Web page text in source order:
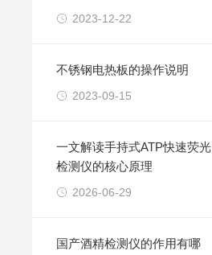
2023-12-22
不锈钢电热板的操作说明
2023-09-15
一文解读手持式ATP快速荧光
检测仪的核心原理
2026-06-29
国产酒精检测仪的作用有哪